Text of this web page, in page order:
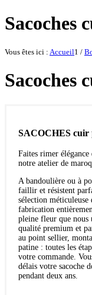
Sacoches
Vous êtes ici : Accueil1 /
Sacoches
SACOCHES cuir
Faites rimer élégance
notre atelier de
A bandoulière ou à
faillir et résistent
sélection méticuleuse
fabrication
pleine fleur que nous
qualité premium et
au point sellier,
patine : toutes les
votre commande.
délais votre sacoche
pendant deux ans.